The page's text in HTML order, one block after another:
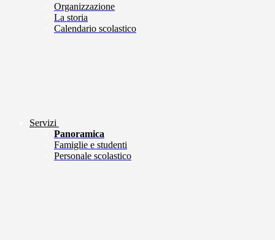
Organizzazione
La storia
Calendario scolastico
Servizi
Panoramica
Famiglie e studenti
Personale scolastico